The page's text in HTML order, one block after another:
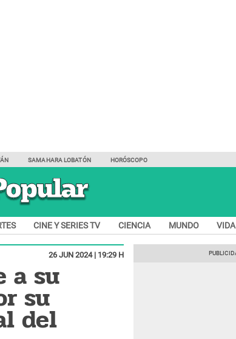
SAMAHARA LOBATÓN HORÓSCOPO
CINE Y SERIES TV CIENCIA MUNDO VIDA
26 JUN 2024 | 19:29 H
a su
su
del